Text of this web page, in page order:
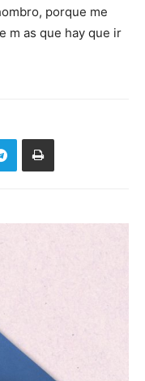
porque me
m as que hay que ir